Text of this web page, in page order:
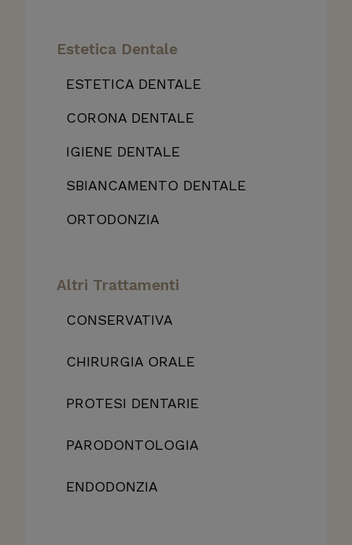
Estetica Dentale
ESTETICA DENTALE
CORONA DENTALE
IGIENE DENTALE
SBIANCAMENTO DENTALE
ORTODONZIA
Altri Trattamenti
CONSERVATIVA
CHIRURGIA ORALE
PROTESI DENTARIE
PARODONTOLOGIA
ENDODONZIA